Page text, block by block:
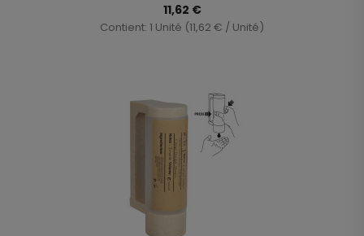
11,62 €
Contient: 1 Unité (11,62 € / Unité)